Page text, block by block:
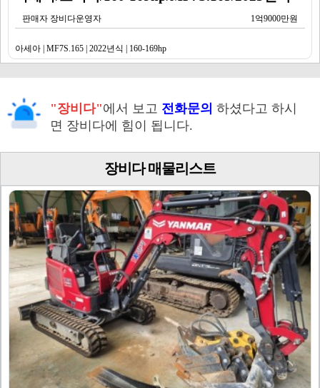
판매자 장비다운영자 1억9000만원
아세아 | MF7S.165 | 2022년식 | 160-169hp
"장비다"에서 보고 전화문의 하셨다고 하시
면 장비다에 힘이 됩니다.
장비다 매물리스트